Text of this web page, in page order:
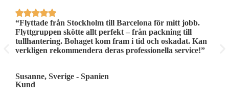
“Flyttade från Stockholm till Barcelona för mitt jobb.
Flyttgruppen skötte allt perfekt – från packning till
tullhantering. Bohaget kom fram i tid och oskadat. Kan
verkligen rekommendera deras professionella service!”
Susanne, Sverige - Spanien
Kund